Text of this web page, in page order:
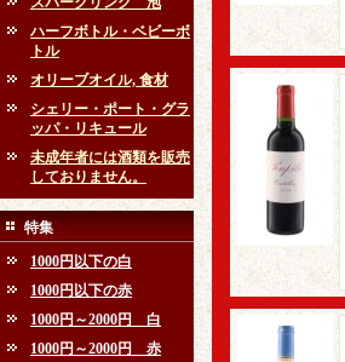
ハーフボトル・ベビーボ
トル
オリーブオイル, 食材
シェリー・ポート・グラ
ッパ・リキュール
未成年者には酒類を販売
しておりません。
特集
1000円以下の白
1000円以下の赤
1000円～2000円 白
1000円～2000円 赤